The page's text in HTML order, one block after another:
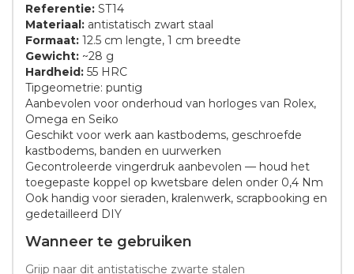
Referentie: ST14
Materiaal: antistatisch zwart staal
Formaat: 12.5 cm lengte, 1 cm breedte
Gewicht: ~28 g
Hardheid: 55 HRC
Tipgeometrie: puntig
Aanbevolen voor onderhoud van horloges van Rolex,
Omega en Seiko
Geschikt voor werk aan kastbodems, geschroefde
kastbodems, banden en uurwerken
Gecontroleerde vingerdruk aanbevolen — houd het
toegepaste koppel op kwetsbare delen onder 0,4 Nm
Ook handig voor sieraden, kralenwerk, scrapbooking en
gedetailleerd DIY
Wanneer te gebruiken
Grijp naar dit antistatische zwarte stalen